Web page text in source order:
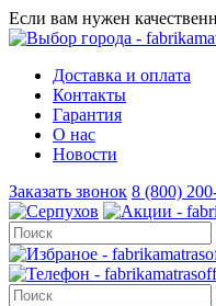
Если вам нужен
Доставка и оплата
Контакты
Гарантия
О нас
Новости
Заказать звонок 8 (800)